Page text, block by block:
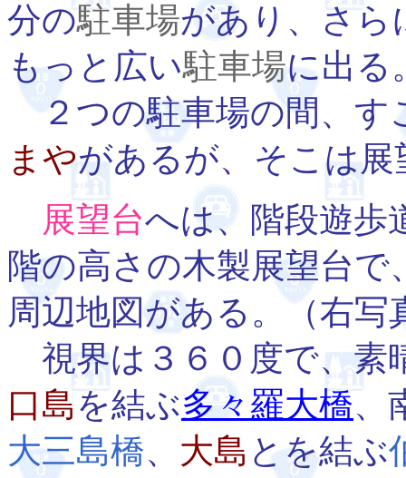
分の駐車場があり、さら
もっと広い駐車場に出る
２つの駐車場の間、す
まやがあるが、そこは展
展望台へは、階段遊歩
階の高さの木製展望台
周辺地図がある。（右写
視界は３６０度で、素
口島を結ぶ多々羅大橋、
大三島橋、 大島 とを結ぶ